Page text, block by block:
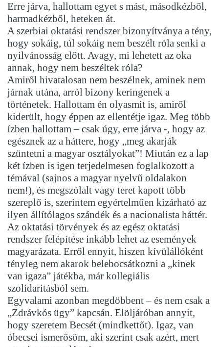
Erre járva, hallottam egyet s mást, másodkézből,
harmadkézből, heteken át.
A szerbiai oktatási rendszer bizonyítványa a tény,
hogy sokáig, túl sokáig nem beszélt róla senki a
nyilvánosság előtt. Avagy, mi lehetett az oka
annak, hogy nem beszéltek róla?
Amiről hivatalosan nem beszélnek, aminek nem
járnak utána, arról bizony keringenek a
történetek. Hallottam én olyasmit is, amiről
kiderült, hogy éppen az ellentétje igaz. Meg több
ízben hallottam – csak úgy, erre járva -, hogy az
egésznek az a háttere, hogy „meg akarják
szüntetni a magyar osztályokat”! Miután ez a lap
két ízben is igen terjedelmesen foglalkozott a
témával (sajnos a magyar nyelvű oldalakon
nem!), és megszólalt vagy teret kapott több
szereplő is, szerintem egyértelműen kizárható az
ilyen állítólagos szándék és a nacionalista háttér.
Az oktatási törvények és az egész oktatási
rendszer felépítése inkább lehet az események
magyarázata. Erről ennyit, hiszen kívülállóként
tényleg nem akarok belebocsátkozni a „kinek
van igaza” játékba, már kollegiális
szolidaritásból sem.
Egyvalami azonban megdöbbent – és nem csak a
„Zdrávkós ügy” kapcsán. Elöljáróban annyit,
hogy szeretem Becsét (mindkettőt). Igaz, van
óbecsei ismerősöm, aki szerint csak azért, mert